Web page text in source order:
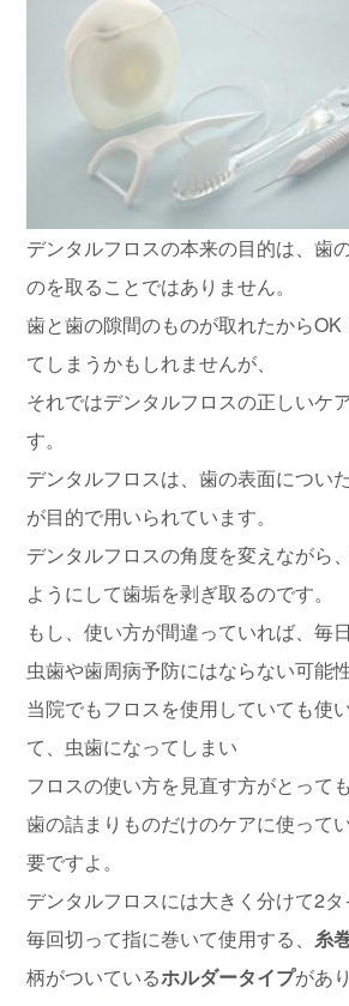
デンタルフロスの本来の目的は、歯
のを取ることではありません。
歯と歯の隙間のものが取れたからOK
てしまうかもしれませんが、
それではデンタルフロスの正しいケ
す。
デンタルフロスは、歯の表面につい
が目的で用いられています。
デンタルフロスの角度を変えながら
ようにして歯垢を剥ぎ取るのです。
もし、使い方が間違っていれば、毎
虫歯や歯周病予防にはならない可能
当院でもフロスを使用していても使
て、虫歯になってしまい
フロスの使い方を見直す方がとって
歯の詰まりものだけのケアに使って
要ですよ。
デンタルフロスには大きく分けて2タ
毎回切って指に巻いて使用する、糸
柄がついているホルダータイプがあ